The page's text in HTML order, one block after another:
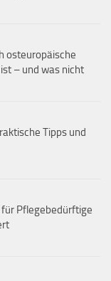
osteuropäische
– und was nicht
Tipps und
Pflegebedürftige